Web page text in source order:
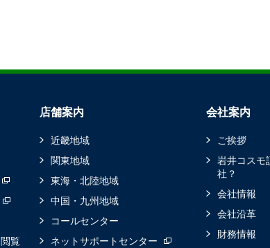
覧
店舗案内
近畿地域
関東地域
東海・北陸地域
中国・九州地域
コールセンター
ネットサポートセンター
会社案内
ご挨拶
岩井コスモ
社？
会社情報
会社沿革
財務情報